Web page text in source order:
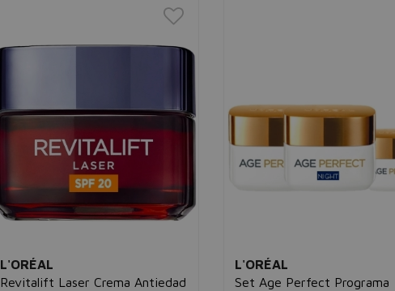
L'ORÉAL
Revitalift Laser Crema Antiedad
L'ORÉAL
Set Age Perfect Programa